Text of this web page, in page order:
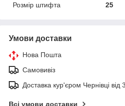
Розмір штифта
25
Умови доставки
Нова Пошта
Самовивіз
Доставка кур'єром Чернівці від
Всі умови доставки